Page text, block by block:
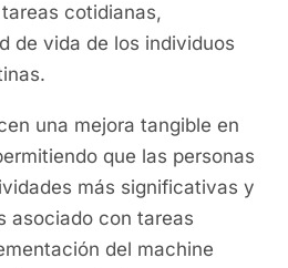
cotidianas,
de vida de los individuos
una mejora tangible en
que las personas
más significativas y
asociado con tareas
del machine